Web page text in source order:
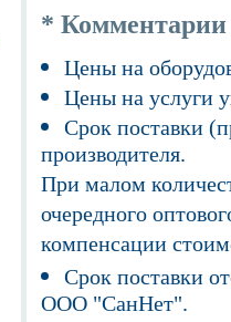
* Комментарии
Цены на
Цены на услуги
Срок поставки
производителя.
При малом
очередного
компенсации
Срок поставки
ООО "СанНет".